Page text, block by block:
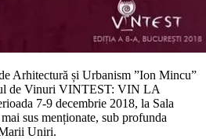
Arhitectură și Urbanism ”Ion Mincu”
de Vinuri VINTEST: VIN LA
7-9 decembrie 2018, la Sala
sus menționate, sub profunda
Uniri.